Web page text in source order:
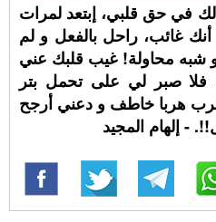
في حق قلبي، إبتعد لمرات
غائب، راحل بالفعل و لم
شبه محاولة! غيب قلبك عني
فلا صبر لي على تحمل بتر
هربا خاطف و دعني أرجح
- إلهام المجيد